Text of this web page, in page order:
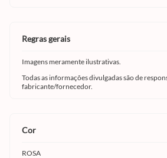
regras gerais
Imagens meramente ilustrativas.
Todas as informações divulgadas são de
fabricante/fornecedor.
cor
ROSA